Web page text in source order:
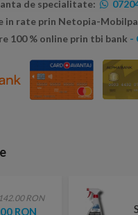
de specialitate:
in rate prin Netopia-
100 % online prin tbi bank -
RON
RON